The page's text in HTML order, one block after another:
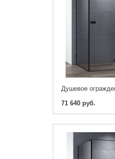
71 640 руб.